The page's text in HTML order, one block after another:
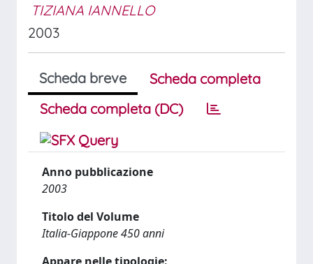
TIZIANA IANNELLO
2003
Scheda breve
Scheda completa
Scheda completa (DC)
Anno pubblicazione
2003
Titolo del Volume
Italia-Giappone 450 anni